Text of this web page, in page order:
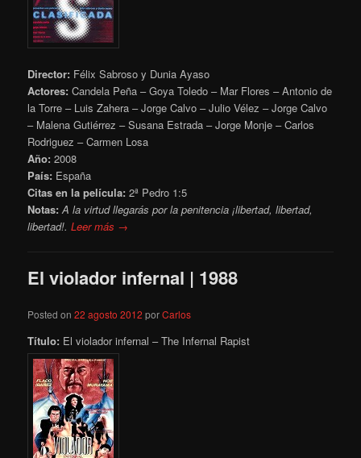
Director: Félix Sabroso y Dunia Ayaso
Actores: Candela Peña – Goya Toledo – Mar Flores – Antonio de
la Torre – Luis Zahera – Jorge Calvo – Julio Vélez – Jorge Calvo
– Malena Gutiérrez – Susana Estrada – Jorge Monje – Carlos
Rodriguez – Carmen Losa
Año: 2008
País: España
Citas en la película: 2ª Pedro 1:5
Notas: A la virtud llegarás por la penitencia ¡libertad, libertad,
libertad!.Leer más →
El violador infernal | 1988
Posted on22 agosto 2012 porCarlos
Título: El violador infernal – The Infernal Rapist